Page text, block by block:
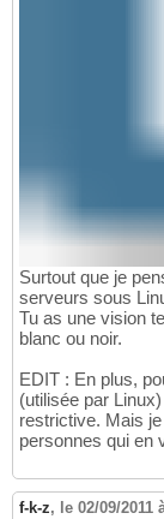
Surtout que je
serveurs sous
Tu as une vision
blanc ou noir.
EDIT : En plus,
(utilisée par
restrictive. Mais
personnes qui en
f-k-z, le 02/09/2011